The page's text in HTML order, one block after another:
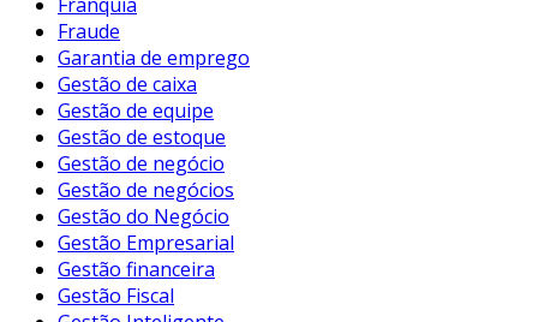
Fraude
Garantia de emprego
Gestão de caixa
Gestão de equipe
Gestão de estoque
Gestão de negócio
Gestão de negócios
Gestão do Negócio
Gestão Empresarial
Gestão financeira
Gestão Fiscal